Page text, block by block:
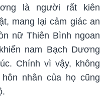
là người rất kiên
mang lại cảm giác an
nữ Thiên Bình ngoan
nam Bạch Dương
Chính vì vậy, không
nhân của họ cũng